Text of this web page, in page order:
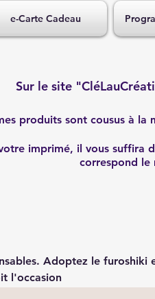
e-Carte Cadeau
Sur le site
produits sont cousus à
imprimé, il vous suffira
correspond le
Adoptez le furoshiki
l'occasion